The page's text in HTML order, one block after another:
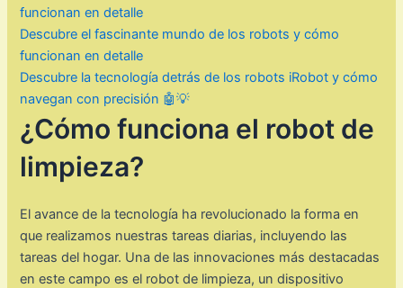
funcionan en detalle
Descubre el fascinante mundo de los robots y cómo
funcionan en detalle
Descubre la tecnología detrás de los robots iRobot y cómo
navegan con precisión 🤖💡
¿Cómo funciona el robot de
limpieza?
El avance de la tecnología ha revolucionado la forma en
que realizamos nuestras tareas diarias, incluyendo las
tareas del hogar. Una de las innovaciones más destacadas
en este campo es el robot de limpieza, un dispositivo